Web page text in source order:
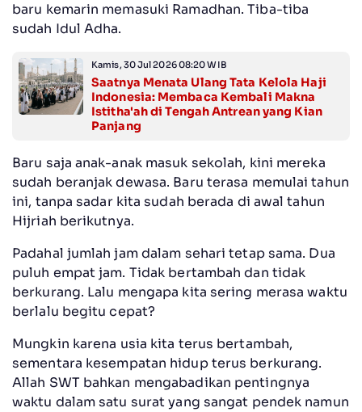
baru kemarin memasuki Ramadhan. Tiba-tiba
sudah Idul Adha.
Kamis, 30 Jul 2026 08:20 WIB
Saatnya Menata Ulang Tata Kelola Haji
Indonesia: Membaca Kembali Makna
Istitha'ah di Tengah Antrean yang Kian
Panjang
Baru saja anak-anak masuk sekolah, kini mereka
sudah beranjak dewasa. Baru terasa memulai tahun
ini, tanpa sadar kita sudah berada di awal tahun
Hijriah berikutnya.
Padahal jumlah jam dalam sehari tetap sama. Dua
puluh empat jam. Tidak bertambah dan tidak
berkurang. Lalu mengapa kita sering merasa waktu
berlalu begitu cepat?
Mungkin karena usia kita terus bertambah,
sementara kesempatan hidup terus berkurang.
Allah SWT bahkan mengabadikan pentingnya
waktu dalam satu surat yang sangat pendek namun